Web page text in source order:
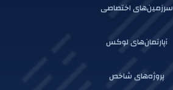
سرزمین‌های اختصاصی
آپارتمان‌های لوکس
پروژه‌های شاخص